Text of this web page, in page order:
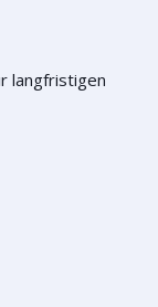
langfristigen